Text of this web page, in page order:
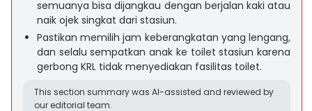
semuanya bisa dijangkau dengan berjalan kaki atau
naik ojek singkat dari stasiun.
Pastikan memilih jam keberangkatan yang lengang,
dan selalu sempatkan anak ke toilet stasiun karena
gerbong KRL tidak menyediakan fasilitas toilet.
This section summary was AI-assisted and reviewed by
our editorial team.